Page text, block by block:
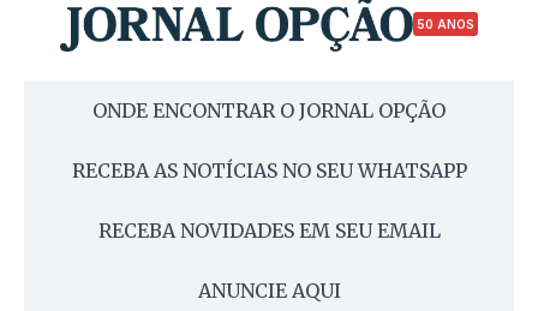
50 ANOS
ONDE ENCONTRAR O JORNAL OPÇÃO
RECEBA AS NOTÍCIAS NO SEU WHATSAPP
RECEBA NOVIDADES EM SEU EMAIL
ANUNCIE AQUI